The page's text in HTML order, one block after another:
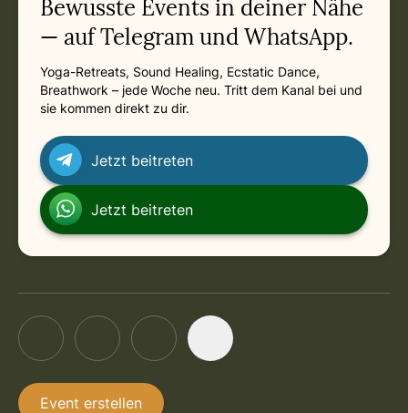
Bewusste Events in deiner Nähe
— auf Telegram und WhatsApp.
Yoga-Retreats, Sound Healing, Ecstatic Dance,
Breathwork – jede Woche neu. Tritt dem Kanal bei und
sie kommen direkt zu dir.
Jetzt beitreten
Jetzt beitreten
Event erstellen